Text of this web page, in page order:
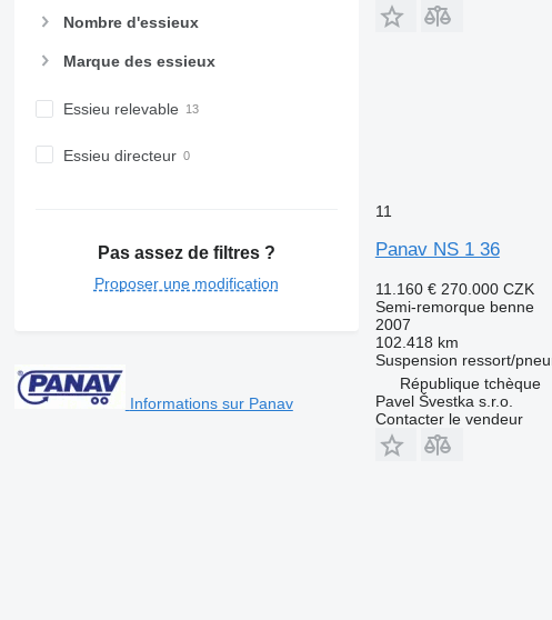
Nombre d'essieux
Marque des essieux
Essieu relevable
Essieu directeur
Pas assez de filtres ?
Proposer une modification
Informations sur Panav
11
Panav NS 1 36
11.160 € 270.000 CZK
Semi-remorque benne
2007
102.418 km
Suspension ressort/
République tchèque
Pavel Švestka s.r.o.
Contacter le vendeur